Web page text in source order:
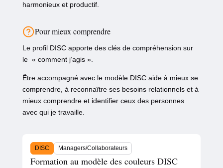
harmonieux et productif.
Pour mieux comprendre
Le profil DISC apporte des clés de compréhension sur
le « comment j’agis ».
Être accompagné avec le modèle DISC aide à mieux se
comprendre, à reconnaître ses besoins relationnels et à
mieux comprendre et identifier ceux des personnes
avec qui je travaille.
DISC Managers/Collaborateurs
Formation au modèle des couleurs DISC